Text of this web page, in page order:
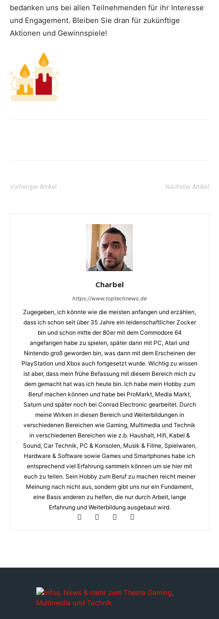
bedanken uns bei allen Teilnehmenden für ihr Interesse
und Engagement. Bleiben Sie dran für zukünftige
Aktionen und Gewinnspiele!
Vorheriger Artikel Nächster Artikel
Charbel
https://www.toptechnews.de
Zugegeben, ich könnte wie die meisten anfangen und erzählen,
dass ich schon seit über 35 Jahre ein leidenschaftlicher Zocker
bin und schon mitte der 80er mit dem Commodore 64
angefangen habe zu spielen, später dann mit PC, Atari und
Nintendo groß geworden bin, was dann mit dem Erscheinen der
PlayStation und Xbox auch fortgesetzt wurde. Wichtig zu wissen
ist aber, dass mein frühe Befassung mit diesem Bereich mich zu
dem gemacht hat was ich heute bin. Ich habe mein Hobby zum
Beruf machen können und habe bei ProMarkt, Media Markt,
Saturn und später noch bei Conrad Electronic gearbeitet. Durch
meine Wirken in diesen Bereich und Weiterbildungen in
verschiedenen Bereichen wie Gaming, Multimedia und Technik
in verschiedenen Bereichen wie z.b. Haushalt, Hifi, Kabel &
Sound, Car Technik, PC & Konsolen, Musik & Filme, Spielwaren,
Hardware & Software sowie Games und Smartphones habe ich
entsprechend viel Erfahrung sammeln können um sie hier mit
euch zu teilen. Sein Hobby zum Beruf zu machen reicht meiner
Meinung nach nicht aus, sondern gibt uns nur ein Fundament,
eine Basis anderen zu helfen, die nur durch Arbeit, lange
Erfahrung und Weiterbildung ausgebaut wird.